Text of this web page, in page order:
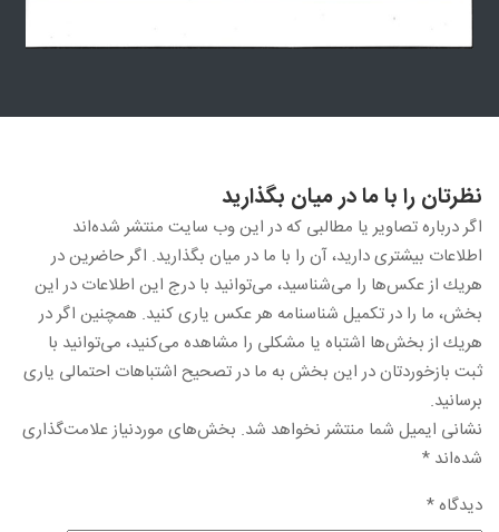
نظرتان را با ما در ميان بگذاريد
اگر درباره تصاویر یا مطالبی كه در این وب سایت منتشر شده‌اند
اطلاعات بیشتری دارید، آن را با ما در میان بگذارید. اگر حاضرین در
هریك از عكس‌ها را می‌شناسید، می‌توانید با درج این اطلاعات در این
بخش، ما را در تكمیل شناسنامه هر عكس یاری كنید. همچنین اگر در
هریك از بخش‌ها اشتباه یا مشكلی را مشاهده می‌كنید، می‌توانید با
ثبت بازخوردتان در این بخش به ما در تصحیح اشتباهات احتمالی یاری
برسانید.
نشانی ایمیل شما منتشر نخواهد شد. بخش‌های موردنیاز علامت‌گذاری
شده‌اند *
دیدگاه*